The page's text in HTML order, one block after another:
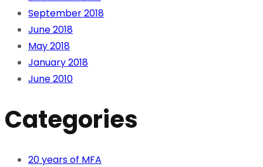
September 2018
June 2018
May 2018
January 2018
June 2010
Categories
20 years of MFA